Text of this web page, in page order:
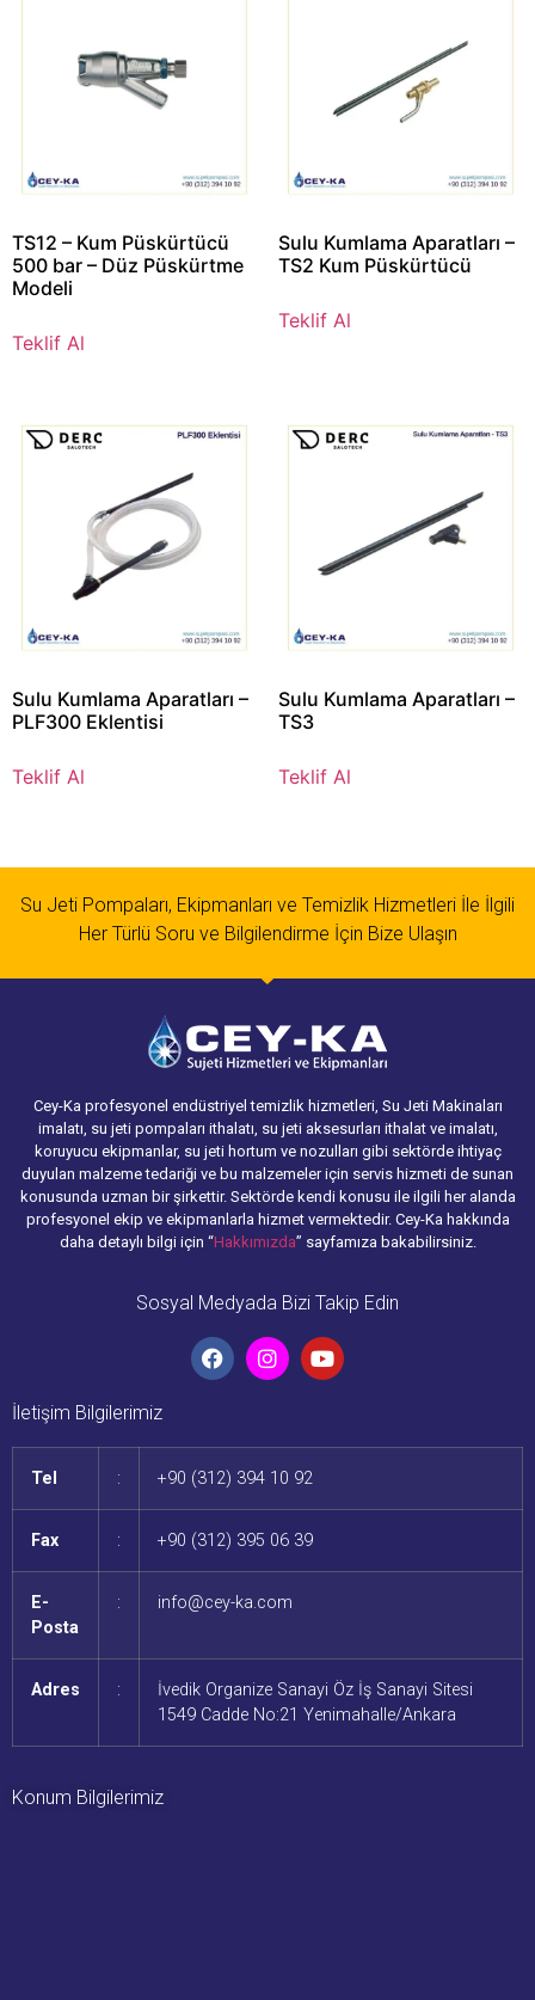
TS12 – Kum Püskürtücü
500 bar – Düz Püskürtme
Modeli
Teklif Al
Sulu Kumlama Aparatları –
TS2 Kum Püskürtücü
Teklif Al
Sulu Kumlama Aparatları –
PLF300 Eklentisi
Teklif Al
Sulu Kumlama Aparatları –
TS3
Teklif Al
Su Jeti Pompaları, Ekipmanları ve Temizlik Hizmetleri İle İlgili
Her Türlü Soru ve Bilgilendirme İçin Bize Ulaşın
Cey-Ka profesyonel endüstriyel temizlik hizmetleri, Su Jeti Makinaları
imalatı, su jeti pompaları ithalatı, su jeti aksesurları ithalat ve imalatı,
koruyucu ekipmanlar, su jeti hortum ve nozulları gibi sektörde ihtiyaç
duyulan malzeme tedariği ve bu malzemeler için servis hizmeti de sunan
konusunda uzman bir şirkettir. Sektörde kendi konusu ile ilgili her alanda
profesyonel ekip ve ekipmanlarla hizmet vermektedir. Cey-Ka hakkında
daha detaylı bilgi için “Hakkımızda” sayfamıza bakabilirsiniz.
Sosyal Medyada Bizi Takip Edin
İletişim Bilgilerimiz
Tel : +90 (312) 394 10 92
Fax : +90 (312) 395 06 39
E-
Posta
: info@cey-ka.com
Adres :
İvedik Organize Sanayi Öz İş Sanayi Sitesi
1549 Cadde No:21 Yenimahalle/Ankara
Konum Bilgilerimiz